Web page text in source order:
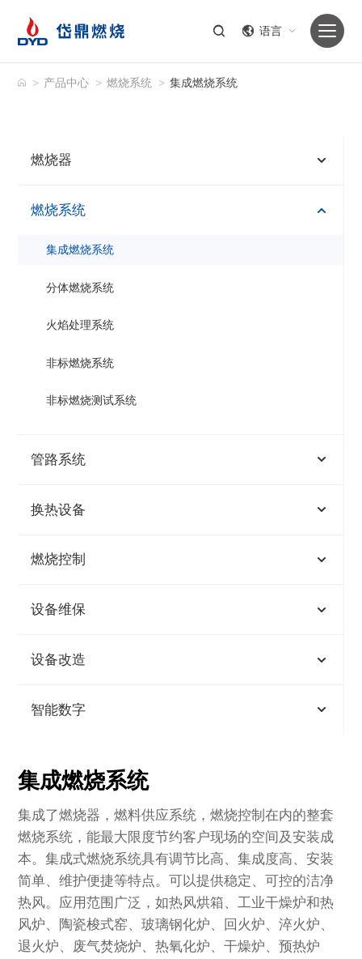
语言
> 产品中心 > 燃烧系统 > 集成燃烧系统
燃烧器
燃烧系统
集成燃烧系统
分体燃烧系统
火焰处理系统
非标燃烧系统
非标燃烧测试系统
管路系统
换热设备
燃烧控制
设备维保
设备改造
智能数字
集成燃烧系统
集成了燃烧器，燃料供应系统，燃烧控制在内的整套
燃烧系统，能最大限度节约客户现场的空间及安装成
本。集成式燃烧系统具有调节比高、集成度高、安装
简单、维护便捷等特点。可以提供稳定、可控的洁净
热风。应用范围广泛，如热风烘箱、工业干燥炉和热
风炉、陶瓷梭式窑、玻璃钢化炉、回火炉、淬火炉、
退火炉、废气焚烧炉、热氧化炉、干燥炉、预热炉